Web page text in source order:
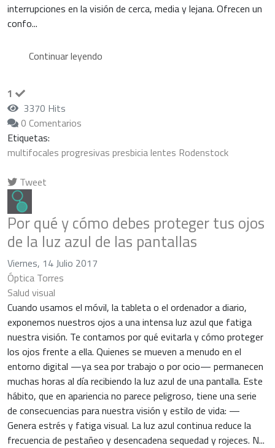
interrupciones en la visión de cerca, media y lejana. Ofrecen un
confo...
Continuar leyendo
1
3370 Hits
0 Comentarios
Etiquetas:
multifocales progresivas presbicialentes Rodenstock
Tweet
pinterest
Por qué y cómo debes proteger tus ojos
de la luz azul de las pantallas
Viernes, 14 Julio 2017
Óptica Torres
Salud visual
Cuando usamos el móvil, la tableta o el ordenador a diario,
exponemos nuestros ojos a una intensa luz azul que fatiga
nuestra visión. Te contamos por qué evitarla y cómo proteger
los ojos frente a ella. Quienes se mueven a menudo en el
entorno digital —ya sea por trabajo o por ocio— permanecen
muchas horas al día recibiendo la luz azul de una pantalla. Este
hábito, que en apariencia no parece peligroso, tiene una serie
de consecuencias para nuestra visión y estilo de vida: —
Genera estrés y fatiga visual. La luz azul continua reduce la
frecuencia de pestañeo y desencadena sequedad y rojeces. N...